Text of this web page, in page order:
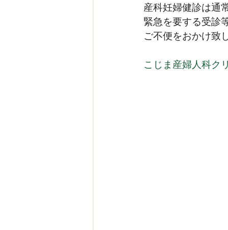
産科妊婦健診は通
緊急を要する受診
ご不便をおかけ致
こじま産婦人科ク